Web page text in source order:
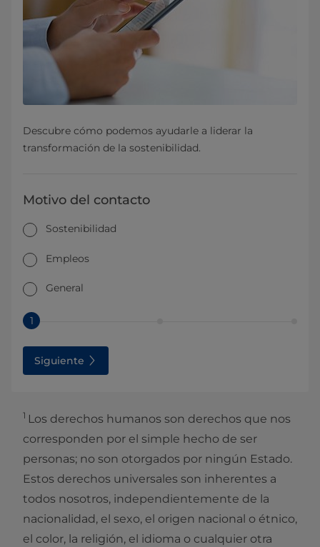
Descubre cómo podemos ayudarle a liderar la
transformación de la sostenibilidad.
Motivo del contacto
Sostenibilidad
Empleos
General
1
Siguiente
1 Los derechos humanos son derechos que nos
corresponden por el simple hecho de ser
personas; no son otorgados por ningún Estado.
Estos derechos universales son inherentes a
todos nosotros, independientemente de la
nacionalidad, el sexo, el origen nacional o étnico,
el color, la religión, el idioma o cualquier otra